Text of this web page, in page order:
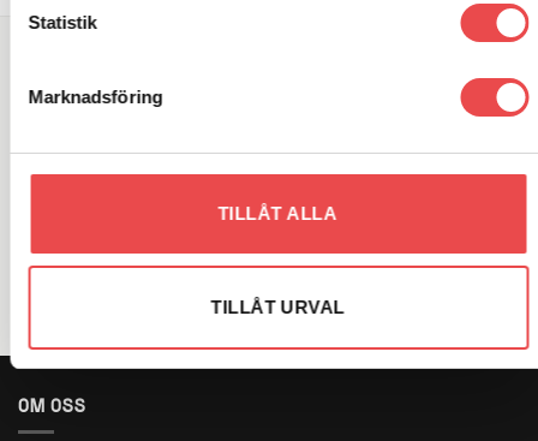
Statistik
Marknadsföring
TILLÅT ALLA
TILLÅT URVAL
OM OSS